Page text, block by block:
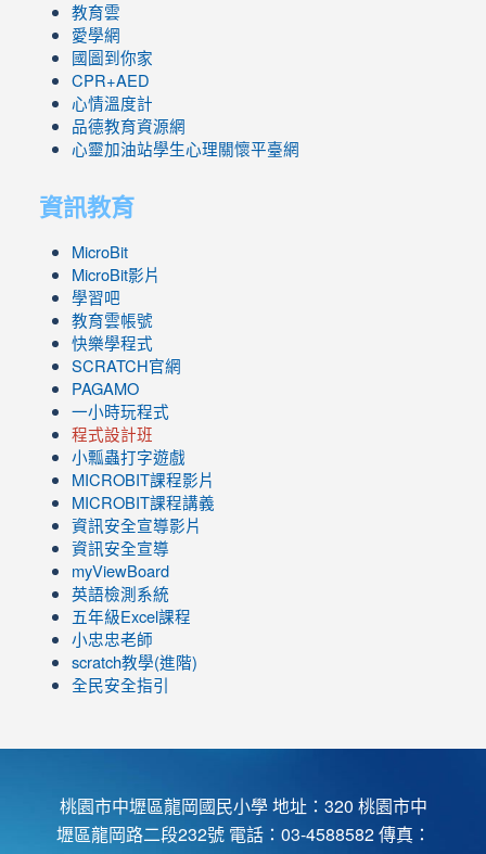
教育雲
愛學網
國圖到你家
CPR+AED
心情溫度計
品德教育資源網
心靈加油站學生心理關懷平臺網
資訊教育
MicroBit
MicroBit影片
學習吧
教育雲帳號
快樂學程式
SCRATCH官網
PAGAMO
一小時玩程式
程式設計班
小瓢蟲打字遊戲
link
to
https://www.youtube.com/channel/UC8LghzcV5-
ZBGmXwlbUndNA/videos?
view=0&sort=dd&shelf_id=0
MICROBIT課程影片
link
to
https://www.youtube.com/channel/UC8LghzcV5-
ZBGmXwlbUndNA/videos?
view=0&sort=dd&shelf_id=0
MICROBIT課程講義
資訊安全宣導影片
資訊安全宣導
myViewBoard
英語檢測系統
五年級Excel課程
小忠忠老師
scratch教學(進階)
全民安全指引
桃園市中壢區龍岡國民小學 地址：320 桃園市中
壢區龍岡路二段232號 電話：03-4588582 傳真：